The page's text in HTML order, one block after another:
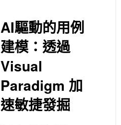
AI驅動的用例
建模：透過
Visual
Paradigm 加
速敏捷發掘